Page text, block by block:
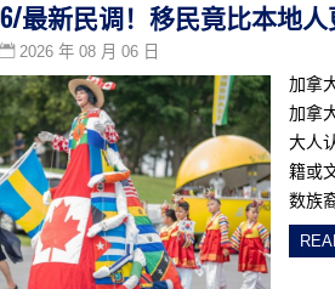
最新民调！移民竟比本地
2026 年 08 月 06 日
加拿
加拿
大人
籍或
数族